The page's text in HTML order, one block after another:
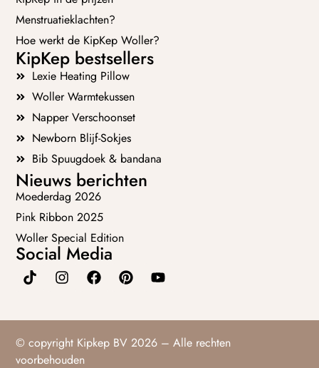
Menstruatieklachten?
Hoe werkt de KipKep Woller?
KipKep bestsellers
Lexie Heating Pillow
Woller Warmtekussen
Napper Verschoonset
Newborn Blijf-Sokjes
Bib Spuugdoek & bandana
Nieuws berichten
Moederdag 2026
Pink Ribbon 2025
Woller Special Edition
Social Media
© copyright Kipkep BV 2026 – Alle rechten
voorbehouden